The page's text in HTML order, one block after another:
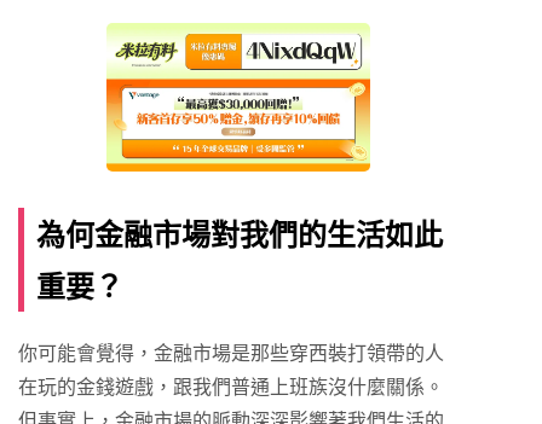
為何金融市場對我們的生活如此
重要？
你可能會覺得，金融市場是那些穿西裝打領帶的人
在玩的金錢遊戲，跟我們普通上班族沒什麼關係。